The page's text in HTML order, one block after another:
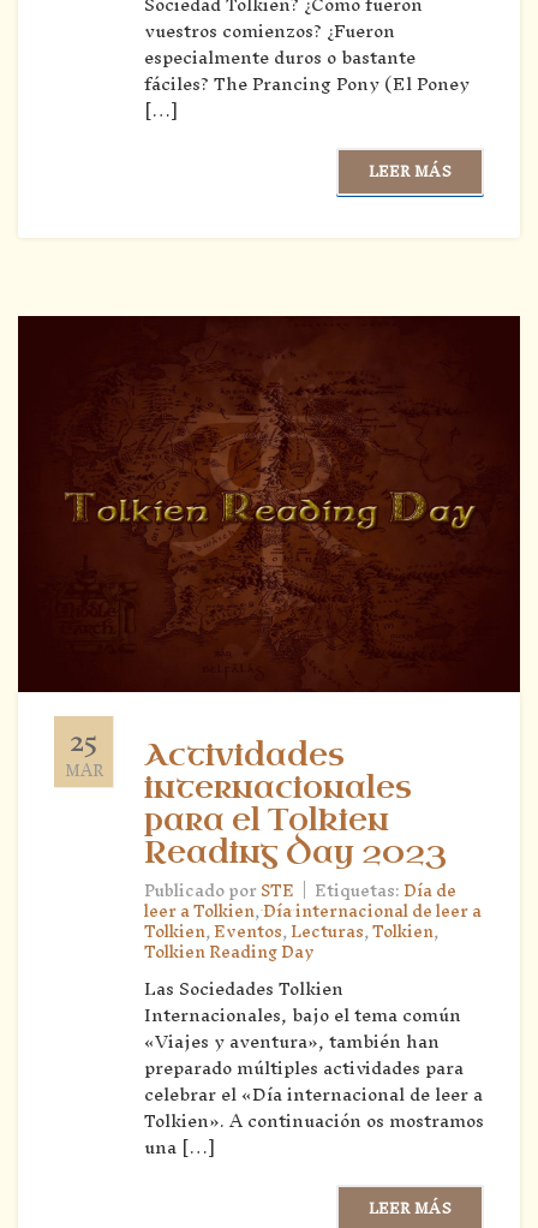
vuestros comienzos? ¿Fueron
especialmente duros o bastante
fáciles? The Prancing Pony (El Poney
[…]
LEER MÁS
25
MAR
Actividades
internacionales
para el Tolkien
Reading Day 2023
Publicado porSTE | Etiquetas:Día de
leer a Tolkien,Día internacional de leer a
Tolkien,Eventos,Lecturas,Tolkien,
Tolkien Reading Day
Las Sociedades Tolkien
Internacionales, bajo el tema común
«Viajes y aventura», también han
preparado múltiples actividades para
celebrar el «Día internacional de leer a
Tolkien». A continuación os mostramos
una […]
LEER MÁS